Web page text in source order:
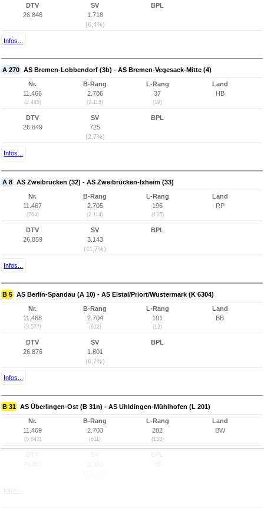
DTV
26.846
SV
1.718
(6,4%)
BPL
Infos...
A 270 AS Bremen-Lobbendorf (3b) - AS Bremen-Vegesack-Mitte (4)
Nr.
11.466
(2.445)
B-Rang
2.706
(2.115)
L-Rang
37
(19)
Land
HB
DTV
26.849
SV
725
(2,7%)
BPL
Infos...
A 8 AS Zweibrücken (32) - AS Zweibrücken-Ixheim (33)
Nr.
11.467
(764)
B-Rang
2.705
(2.114)
L-Rang
196
(135)
Land
RP
DTV
26.859
SV
3.143
(11,7%)
BPL
Infos...
B 5 AS Berlin-Spandau (A 10) - AS Elstal/Priort/Wustermark (K 6304)
Nr.
11.468
(3.577)
B-Rang
2.704
(612)
L-Rang
101
(12)
Land
BB
DTV
26.876
SV
1.801
(6,7%)
BPL
Infos...
B 31 AS Überlingen-Ost (B 31n) - AS Uhldingen-Mühlhofen (L 201)
Nr.
11.469
(5.643)
B-Rang
2.703
(611)
L-Rang
282
(138)
Land
BW
Infos...